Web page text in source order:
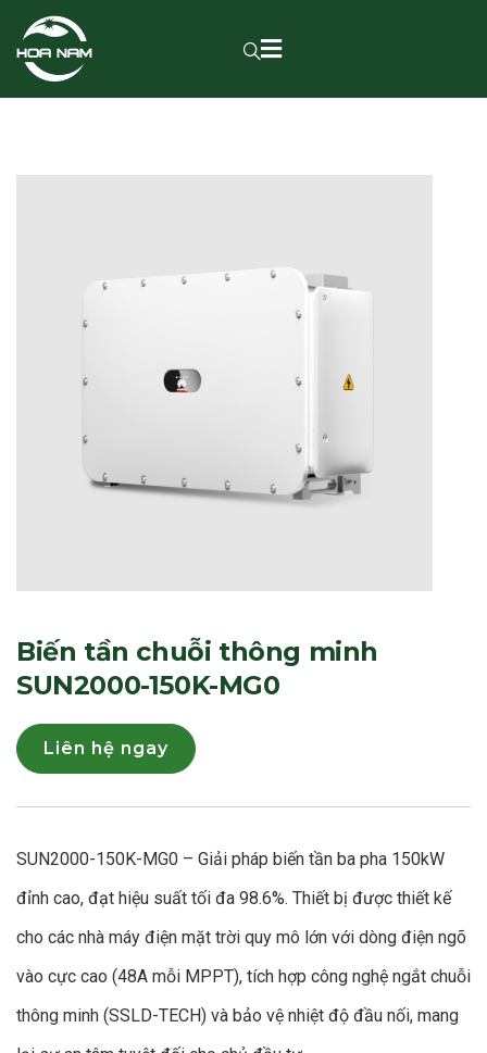
Biến tần chuỗi thông minh
SUN2000-150K-MG0
Liên hệ ngay
SUN2000-150K-MG0 – Giải pháp biến tần ba pha 150kW
đỉnh cao, đạt hiệu suất tối đa 98.6%. Thiết bị được thiết kế
cho các nhà máy điện mặt trời quy mô lớn với dòng điện ngõ
vào cực cao (48A mỗi MPPT), tích hợp công nghệ ngắt chuỗi
thông minh (SSLD-TECH) và bảo vệ nhiệt độ đầu nối, mang